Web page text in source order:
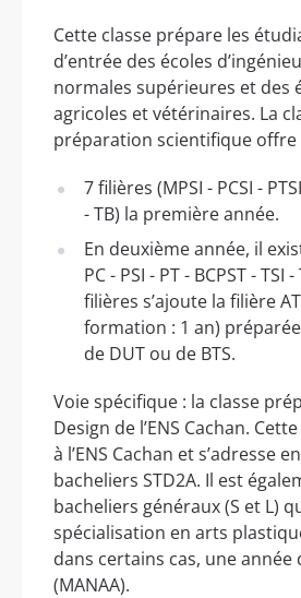
Cette classe prépare les
d’entrée des écoles
normales supérieures et des
agricoles et vétérinaires. La
préparation scientifique offre
7 filières (MPSI - PCSI -
- TB) la première année.
En deuxième année, il
PC - PSI - PT - BCPST - TSI
filières s’ajoute la filière
formation : 1 an)
de DUT ou de BTS.
Voie spécifique : la classe
Design de l’ENS Cachan.
à l’ENS Cachan et s’adresse
bacheliers STD2A. Il est
bacheliers généraux (S et L)
spécialisation en arts
dans certains cas, une année
(MANAA).